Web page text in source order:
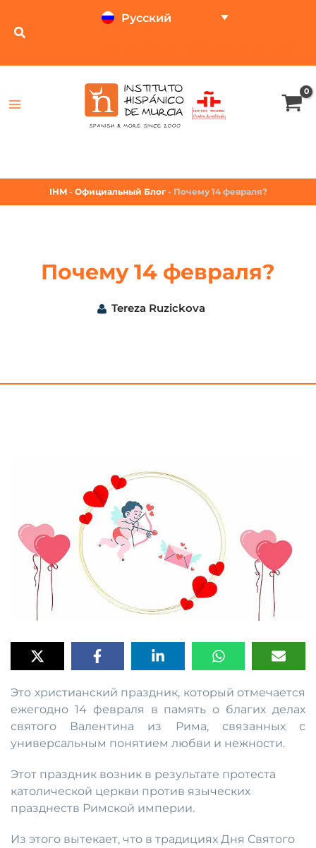
Русский
IHM - Официальный Блог - Почему 14 февраля?
Почему 14 февраля?
Tereza Ruzickova
Это христианский праздник, который отмечается
ежегодно 14 февраля в память о благих делах
святого Валентина из Рима, связанных с
универсальным понятием любви и нежности.
Этот праздник возник в результате протеста
католической церкви против языческих
празднеств Римской империи.
Из этого вытекает, что в традициях Дня Святого